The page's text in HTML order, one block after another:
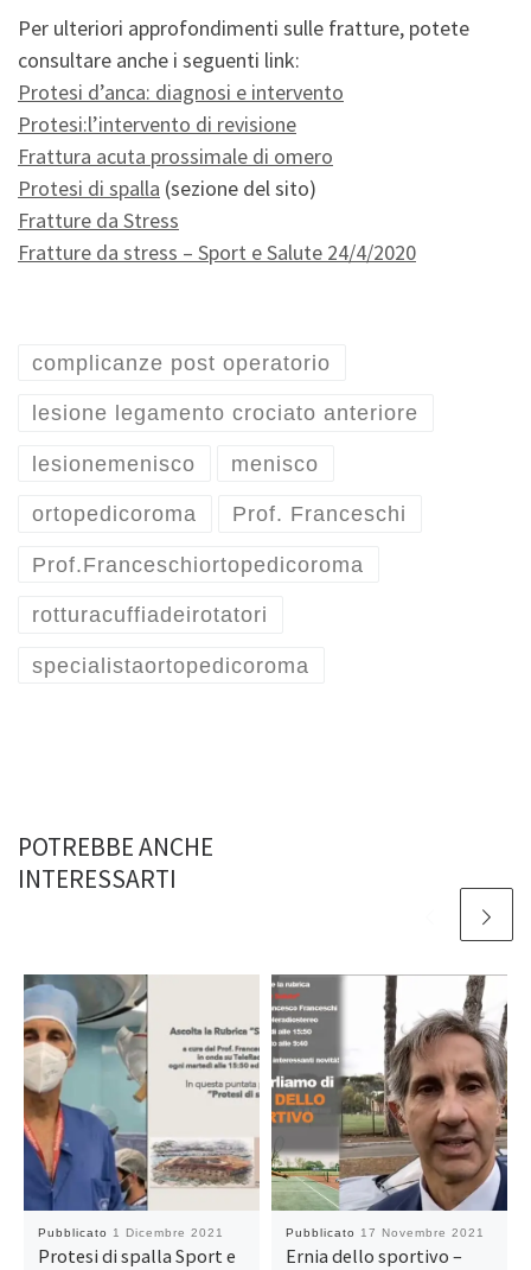
Per ulteriori approfondimenti sulle fratture, potete
consultare anche i seguenti link:
Protesi d’anca: diagnosi e intervento
Protesi:l’intervento di revisione
Frattura acuta prossimale di omero
Protesi di spalla (sezione del sito)
Fratture da Stress
Fratture da stress – Sport e Salute 24/4/2020
complicanze post operatorio
lesione legamento crociato anteriore
lesionemenisco menisco
ortopedicoroma Prof. Franceschi
Prof.Franceschiortopedicoroma
rotturacuffiadeirotatori
specialistaortopedicoroma
POTREBBE ANCHE
INTERESSARTI
Pubblicato 1 Dicembre 2021
Protesi di spalla Sport e
Pubblicato 17 Novembre 2021
Ernia dello sportivo –